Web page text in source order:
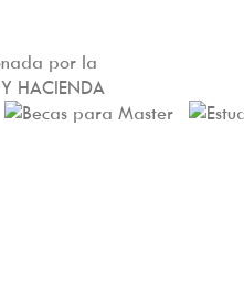
por la
HACIENDA